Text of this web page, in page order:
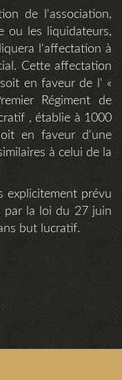
de l'association,
ou les liquidateurs,
l'affectation à
Cette affectation
en faveur de l' «
Régiment de
, établie à 1000
en faveur d'une
à celui de la
explicitement prévu
par la loi du 27 juin
but lucratif.